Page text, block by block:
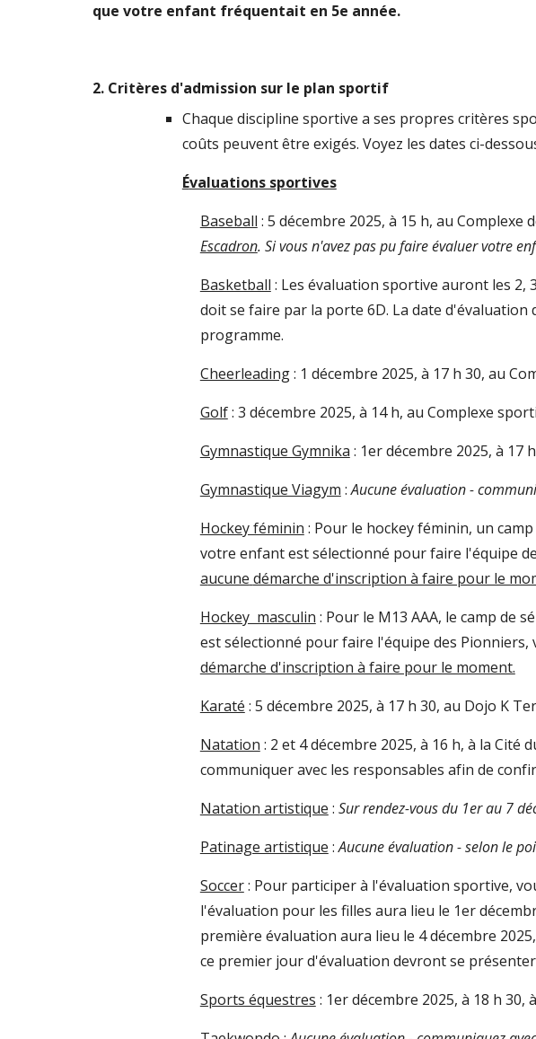
que votre enfant fréquentait en 5e année.
2. Critères d'admission sur le plan sportif
Chaque discipline sportive a ses propres critères
coûts peuvent être exigés. Voyez les dates ci-
Évaluations sportives
Baseball : 5 décembre 2025, à 15 h, au Complexe
Escadron. Si vous n'avez pas pu faire évaluer votre
Basketball : Les évaluation sportive auront les 2, 3
doit se faire par la porte 6D. La date
programme.
Cheerleading: 1 décembre 2025, à 17 h 30, au
Golf: 3 décembre 2025, à 14 h, au Complexe
Gymnastique Gymnika : 1erdécembre 2025, à 17
Gymnastique Viagym :Aucune évaluation -
Hockey féminin : Pour le hockey féminin, un
votre enfant est sélectionné pour faire l'équipe
aucune démarche d'inscription à faire pour le
Hockey masculin : Pour le M13 AAA, le camp de
est sélectionné pour faire l'équipe des Pionniers,
démarche d'inscription à faire pour le moment.
Karaté : 5 décembre 2025, à 17 h 30, au Dojo K
Natation : 2 et 4 décembre 2025, à 16 h, à la
communiquer avec les responsables afin de
Natation artistique : Sur rendez-vous du 1er au 7
Patinage artistique : Aucune évaluation - selon le
Soccer: Pour participer à l'évaluation sportive,
l'évaluation pour les filles aura lieu le 1er
première évaluation aura lieu le 4 décembre
ce premier jour d'évaluation devront se
Sports équestres : 1erdécembre 2025, à 18 h 30, à